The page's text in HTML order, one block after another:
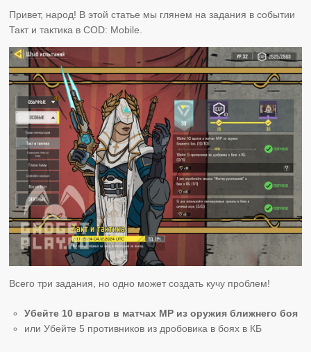
Привет, народ! В этой статье мы глянем на задания в событии
Такт и тактика в COD: Mobile.
Всего три задания, но одно может создать кучу проблем!
Убейте 10 врагов в матчах МР из оружия ближнего боя
или Убейте 5 противников из дробовика в боях в КБ